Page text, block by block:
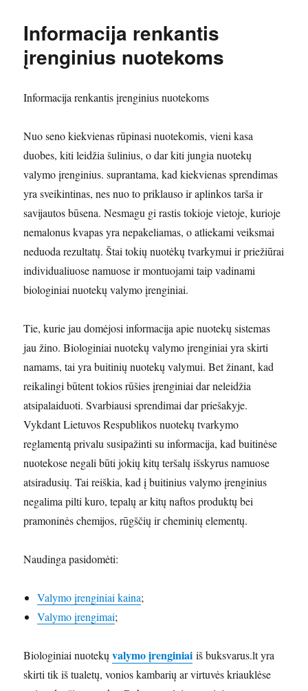
Informacija renkantis
įrenginius nuotekoms
Informacija renkantis įrenginius nuotekoms
Nuo seno kiekvienas rūpinasi nuotekomis, vieni kasa
duobes, kiti leidžia šulinius, o dar kiti jungia nuotekų
valymo įrenginius. suprantama, kad kiekvienas sprendimas
yra sveikintinas, nes nuo to priklauso ir aplinkos tarša ir
savijautos būsena. Nesmagu gi rastis tokioje vietoje, kurioje
nemalonus kvapas yra nepakeliamas, o atliekami veiksmai
neduoda rezultatų. Štai tokių nuotėkų tvarkymui ir priežiūrai
individualiuose namuose ir montuojami taip vadinami
biologiniai nuotekų valymo įrenginiai.
Tie, kurie jau domėjosi informacija apie nuotekų sistemas
jau žino. Biologiniai nuotekų valymo įrenginiai yra skirti
namams, tai yra buitinių nuotekų valymui. Bet žinant, kad
reikalingi būtent tokios rūšies įrenginiai dar neleidžia
atsipalaiduoti. Svarbiausi sprendimai dar priešakyje.
Vykdant Lietuvos Respublikos nuotekų tvarkymo
reglamentą privalu susipažinti su informacija, kad buitinėse
nuotekose negali būti jokių kitų teršalų išskyrus namuose
atsiradusių. Tai reiškia, kad į buitinius valymo įrenginius
negalima pilti kuro, tepalų ar kitų naftos produktų bei
pramoninės chemijos, rūgščių ir cheminių elementų.
Naudinga pasidomėti:
Valymo įrenginiai kaina;
Valymo įrengimai;
Biologiniai nuotekųvalymo įrenginiai iš buksvarus.lt yra
skirti tik iš tualetų, vonios kambarių ar virtuvės kriauklėse